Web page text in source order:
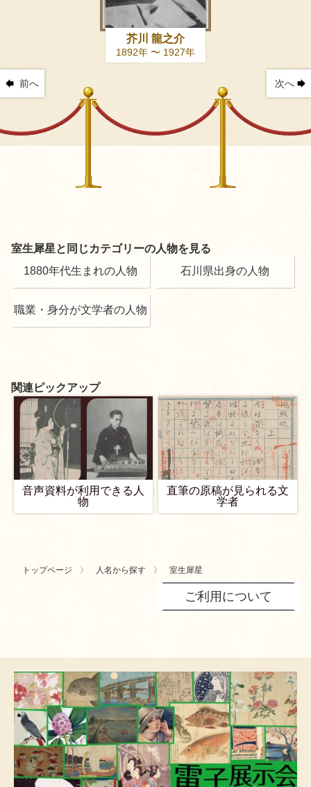
前へ
芥川 龍之介
1892年 〜 1927年
次へ
室生犀星と同じカテゴリーの人物を見る
1880年代生まれの人物
石川県出身の人物
職業・身分が文学者の人物
関連ピックアップ
音声資料が利用できる人
物
直筆の原稿が見られる文
学者
トップページ 人名から探す 室生犀星
ご利用について